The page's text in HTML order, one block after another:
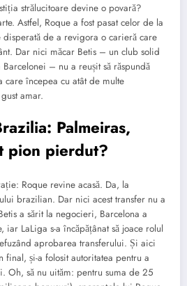
strălucitoare devine o povară?
Astfel, Roque a fost pasat celor de la
disperată de a revigora o carieră care
Dar nici măcar Betis – un club solid
– nu a reușit să răspundă
care începea cu atât de multe
amar.
Palmeiras,
pion pierdut?
Roque revine acasă. Da, la
brazilian. Dar nici acest transfer nu a
a sărit la negocieri, Barcelona a
LaLiga s-a încăpățânat să joace rolul
aprobarea transferului. Și aici
final, și-a folosit autoritatea pentru a
Oh, să nu uităm: pentru suma de 25